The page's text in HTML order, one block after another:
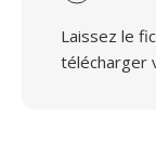
Laissez le
télécharger